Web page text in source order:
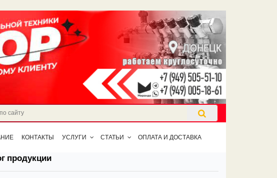
КОНТАКТЫ УСЛУГИ СТАТЬИ ОПЛАТА И ДОСТАВКА
продукции